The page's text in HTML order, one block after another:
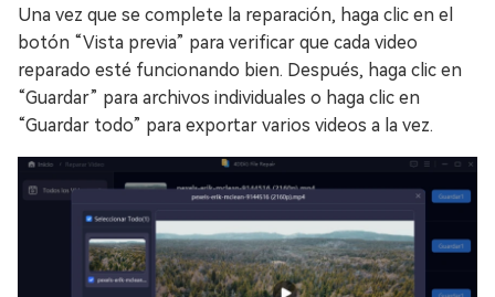
Una vez que se complete la reparación, haga clic en el
botón “Vista previa” para verificar que cada video
reparado esté funcionando bien. Después, haga clic en
“Guardar” para archivos individuales o haga clic en
“Guardar todo” para exportar varios videos a la vez.